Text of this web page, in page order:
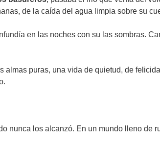
de la caída del agua limpia sobre su
en las noches con su las sombras.
almas puras, una vida de quietud, de
nunca los alcanzó. En un mundo lleno de